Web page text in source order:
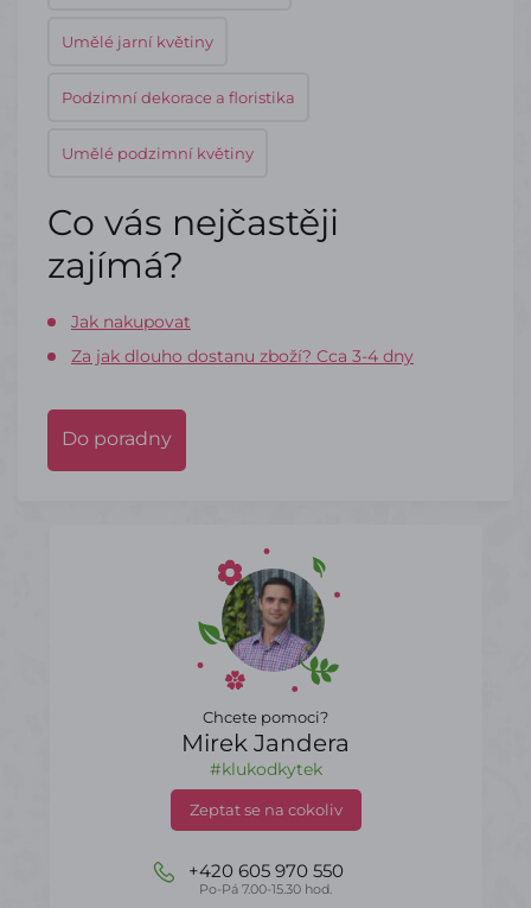
Umělé jarní květiny
Podzimní dekorace a floristika
Umělé podzimní květiny
Co vás nejčastěji
zajímá?
Jak nakupovat
Za jak dlouho dostanu zboží? Cca 3-4 dny
Do poradny
Chcete pomoci?
Mirek Jandera
#klukodkytek
Zeptat se na cokoliv
+420 605 970 550
Po-Pá 7.00-15.30 hod.